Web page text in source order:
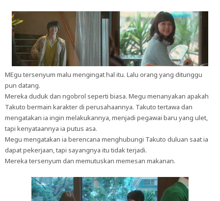
MEgu tersenyum malu mengingat hal itu. Lalu orang yang ditunggu
pun datang.
Mereka duduk dan ngobrol seperti biasa. Megu menanyakan apakah
Takuto bermain karakter di perusahaannya. Takuto tertawa dan
mengatakan ia ingin melakukannya, menjadi pegawai baru yang ulet,
tapi kenyataannya ia putus asa.
Megu mengatakan ia berencana menghubungi Takuto duluan saat ia
dapat pekerjaan, tapi sayangnya itu tidak terjadi.
Mereka tersenyum dan memutuskan memesan makanan.